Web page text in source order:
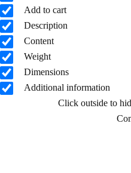
Add to cart
Description
Content
Weight
Dimensions
Additional information
Click outside to